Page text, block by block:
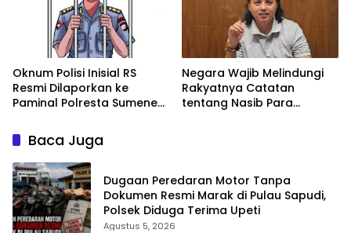
Oknum Polisi Inisial RS
Resmi Dilaporkan ke
Paminal Polresta Sumenep
Rp15 Juta
Negara Wajib Melindungi
Rakyatnya Catatan
tentang Nasib Para
Baca Juga
Dugaan Peredaran Motor Tanpa
Dokumen Resmi Marak di Pulau Sapudi,
Polsek Diduga Terima Upeti
Agustus 5, 2026